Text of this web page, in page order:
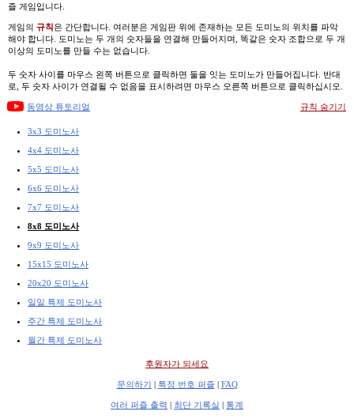
즐 게임입니다.
게임의 규칙은 간단합니다. 여러분은 게임판 위에 존재하는 모든 도미노의 위치를 파악
해야 합니다. 도미노는 두 개의 숫자들을 연결해 만들어지며, 똑같은 숫자 조합으로 두 개
이상의 도미노를 만들 수는 없습니다.
두 숫자 사이를 마우스 왼쪽 버튼으로 클릭하면 둘을 잇는 도미노가 만들어집니다. 반대
로, 두 숫자 사이가 연결될 수 없음을 표시하려면 마우스 오른쪽 버튼으로 클릭하십시오.
동영상 튜토리얼 규칙 숨기기
3x3 도미노사
4x4 도미노사
5x5 도미노사
6x6 도미노사
7x7 도미노사
8x8 도미노사
9x9 도미노사
15x15 도미노사
20x20 도미노사
일일 특제 도미노사
주간 특제 도미노사
월간 특제 도미노사
후원자가 되세요
문의하기 | 특정 번호 퍼즐| FAQ
여러 퍼즐 출력 | 최단 기록실 | 통계